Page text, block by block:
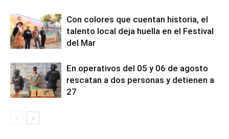
Con colores que cuentan historia, el
talento local deja huella en el Festival
del Mar
En operativos del 05 y 06 de agosto
rescatan a dos personas y detienen a
27